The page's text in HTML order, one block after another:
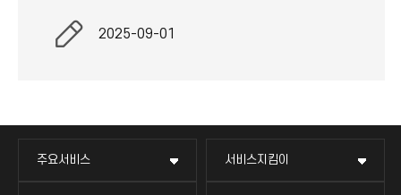
2025-09-01
주요서비스 서비스지킴이